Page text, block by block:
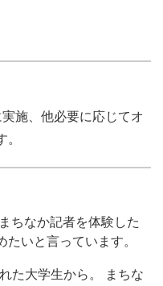
施、他必要に応じてオ
ちなか記者を体験した
いと言っています。
た大学生から。 まちな